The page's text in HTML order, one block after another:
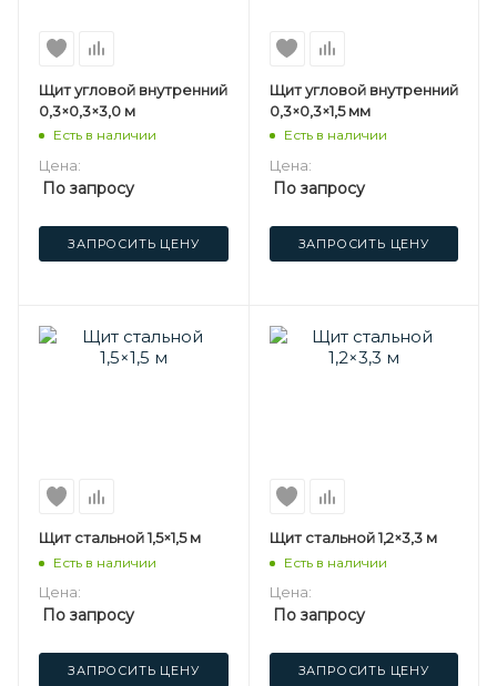
Щит угловой внутренний
0,3×0,3×3,0 м
Есть в наличии
Цена:
По запросу
ЗАПРОСИТЬ ЦЕНУ
Щит угловой внутренний
0,3×0,3×1,5 мм
Есть в наличии
Цена:
По запросу
ЗАПРОСИТЬ ЦЕНУ
Щит стальной 1,5×1,5 м
Есть в наличии
Цена:
По запросу
ЗАПРОСИТЬ ЦЕНУ
Щит стальной 1,2×3,3 м
Есть в наличии
Цена:
По запросу
ЗАПРОСИТЬ ЦЕНУ